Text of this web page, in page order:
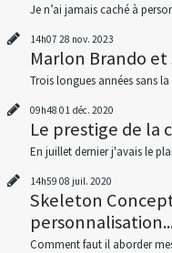
Je n’ai jamais caché à
14h07 28 nov. 2023
Marlon Brando
Trois longues années sans
09h48 01 déc. 2020
Le prestige de la
En juillet dernier j'avais le
14h59 08 juil. 2020
Skeleton
Comment faut il aborder